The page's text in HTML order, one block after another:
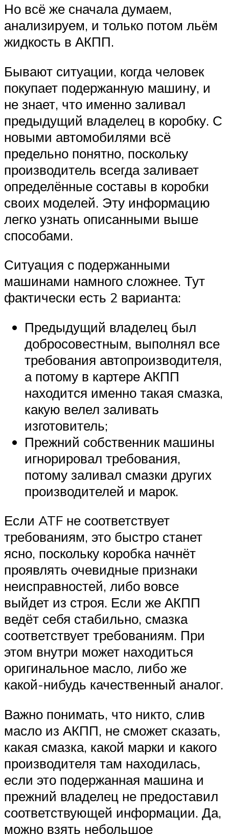
Но всё же сначала думаем,
анализируем, и только потом льём
жидкость в АКПП.
Бывают ситуации, когда человек
покупает подержанную машину, и
не знает, что именно заливал
предыдущий владелец в коробку. С
новыми автомобилями всё
предельно понятно, поскольку
производитель всегда заливает
определённые составы в коробки
своих моделей. Эту информацию
легко узнать описанными выше
способами.
Ситуация с подержанными
машинами намного сложнее. Тут
фактически есть 2 варианта:
Предыдущий владелец был
добросовестным, выполнял все
требования автопроизводителя,
а потому в картере АКПП
находится именно такая смазка,
какую велел заливать
изготовитель;
Прежний собственник машины
игнорировал требования,
потому заливал смазки других
производителей и марок.
Если ATF не соответствует
требованиям, это быстро станет
ясно, поскольку коробка начнёт
проявлять очевидные признаки
неисправностей, либо вовсе
выйдет из строя. Если же АКПП
ведёт себя стабильно, смазка
соответствует требованиям. При
этом внутри может находиться
оригинальное масло, либо же
какой-нибудь качественный аналог.
Важно понимать, что никто, слив
масло из АКПП, не сможет сказать,
какая смазка, какой марки и какого
производителя там находилась,
если это подержанная машина и
прежний владелец не предоставил
соответствующей информации. Да,
можно взять небольшое